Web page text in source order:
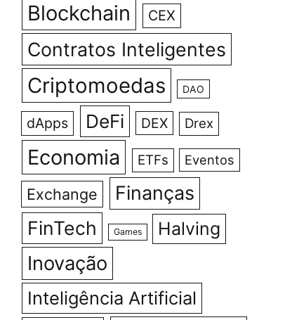
Blockchain
CEX
Contratos Inteligentes
Criptomoedas DAO
dApps DeFi DEX Drex
Economia ETFs Eventos
Exchange Finanças
FinTech Games Halving
Inovação
Inteligência Artificial